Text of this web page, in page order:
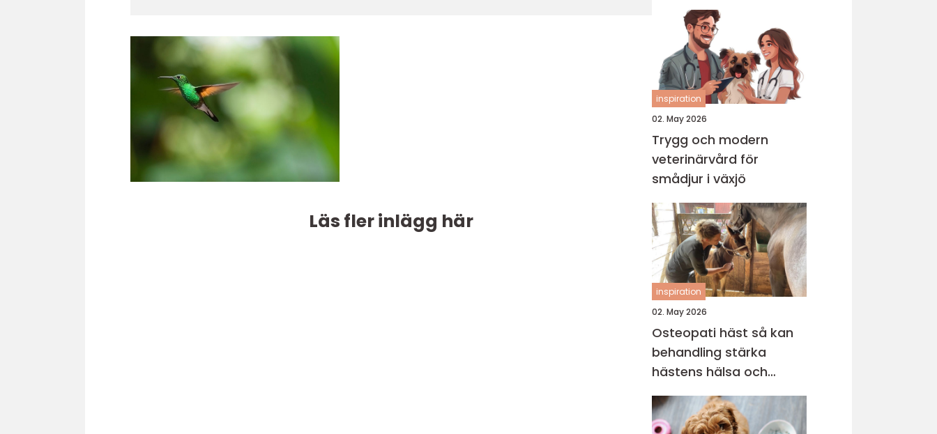
Läs fler inlägg här
inspiration
02. May 2026
Trygg och modern
veterinärvård för
smådjur i växjö
inspiration
02. May 2026
Osteopati häst så kan
behandling stärka
hästens hälsa och
prestation